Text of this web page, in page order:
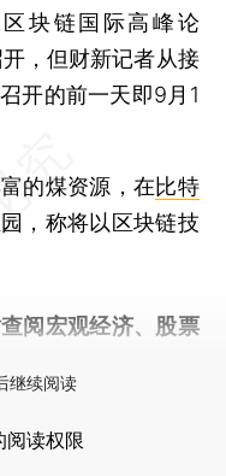
区块链国际高峰论
，但财新记者从接
开的前一天即9月1
的煤资源，在比特
，称将以区块链技
查阅宏观经济、股票
继续阅读
阅读权限